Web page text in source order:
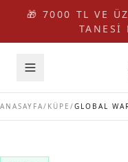
🎁 7000 TL VE
TANESİ
ANASAYFA/ KÜPE /